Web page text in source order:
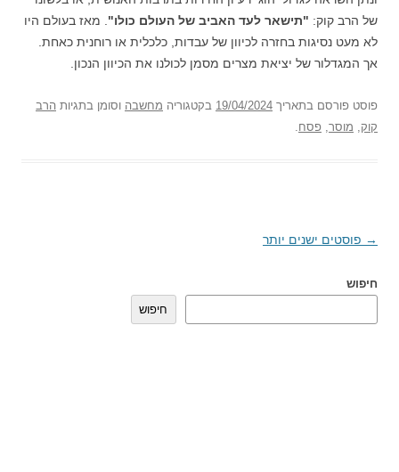
של הרב קוק: "תישאר לעד האביב של העולם כולו". מאז בעולם היו
לא מעט נסיגות בחזרה לכיוון של עבדות, כלכלית או רוחנית כאחת.
אך המגדלור של יציאת מצרים מסמן לכולנו את הכיוון הנכון.
פוסט פורסם בתאריך 19/04/2024 בקטגוריה מחשבה וסומן בתגיות הרב
קוק, מוסר, פסח.
ניווט
→ פוסטים ישנים יותר
חיפוש
חיפוש